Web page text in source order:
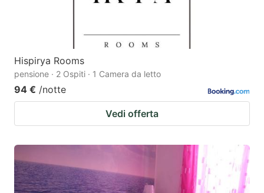
Hispirya Rooms
pensione · 2 Ospiti · 1 Camera da letto
94 € /notte
Vedi offerta